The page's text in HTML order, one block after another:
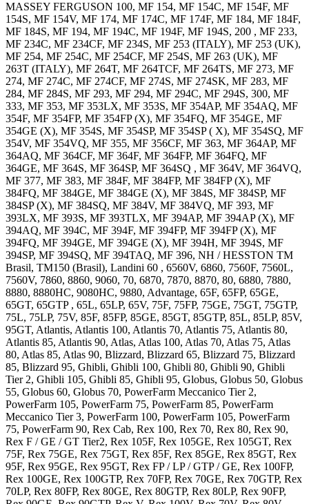
MASSEY FERGUSON 100, MF 154, MF 154C, MF 154F, MF
154S, MF 154V, MF 174, MF 174C, MF 174F, MF 184, MF 184F,
MF 184S, MF 194, MF 194C, MF 194F, MF 194S, 200 , MF 233,
MF 234C, MF 234CF, MF 234S, MF 253 (ITALY), MF 253 (UK),
MF 254, MF 254C, MF 254CF, MF 254S, MF 263 (UK), MF
263T (ITALY), MF 264T, MF 264TCF, MF 264TS, MF 273, MF
274, MF 274C, MF 274CF, MF 274S, MF 274SK, MF 283, MF
284, MF 284S, MF 293, MF 294, MF 294C, MF 294S, 300, MF
333, MF 353, MF 353LX, MF 353S, MF 354AP, MF 354AQ, MF
354F, MF 354FP, MF 354FP (X), MF 354FQ, MF 354GE, MF
354GE (X), MF 354S, MF 354SP, MF 354SP ( X), MF 354SQ, MF
354V, MF 354VQ, MF 355, MF 356CF, MF 363, MF 364AP, MF
364AQ, MF 364CF, MF 364F, MF 364FP, MF 364FQ, MF
364GE, MF 364S, MF 364SP, MF 364SQ , MF 364V, MF 364VQ,
MF 377, MF 383, MF 384F, MF 384FP, MF 384FP (X), MF
384FQ, MF 384GE, MF 384GE (X), MF 384S, MF 384SP, MF
384SP (X), MF 384SQ, MF 384V, MF 384VQ, MF 393, MF
393LX, MF 393S, MF 393TLX, MF 394AP, MF 394AP (X), MF
394AQ, MF 394C, MF 394F, MF 394FP, MF 394FP (X), MF
394FQ, MF 394GE, MF 394GE (X), MF 394H, MF 394S, MF
394SP, MF 394SQ, MF 394TAQ, MF 396, NH / HESSTON TM
Brasil, TM150 (Brasil), Landini 60 , 6560V, 6860, 7560F, 7560L,
7560V, 7860, 8860, 9060, 70, 6870, 7870, 8870, 80, 6880, 7880,
8880, 8880HC, 9080HC, 9880, Advantage, 65F, 65FP, 65GE,
65GT, 65GTP , 65L, 65LP, 65V, 75F, 75FP, 75GE, 75GT, 75GTP,
75L, 75LP, 75V, 85F, 85FP, 85GE, 85GT, 85GTP, 85L, 85LP, 85V,
95GT, Atlantis, Atlantis 100, Atlantis 70, Atlantis 75, Atlantis 80,
Atlantis 85, Atlantis 90, Atlas, Atlas 100, Atlas 70, Atlas 75, Atlas
80, Atlas 85, Atlas 90, Blizzard, Blizzard 65, Blizzard 75, Blizzard
85, Blizzard 95, Ghibli, Ghibli 100, Ghibli 80, Ghibli 90, Ghibli
Tier 2, Ghibli 105, Ghibli 85, Ghibli 95, Globus, Globus 50, Globus
55, Globus 60, Globus 70, PowerFarm Meccanico Tier 2,
PowerFarm 105, PowerFarm 75, PowerFarm 85, PowerFarm
Meccanico Tier 3, PowerFarm 100, PowerFarm 105, PowerFarm
75, PowerFarm 90, Rex Cab, Rex 100, Rex 70, Rex 80, Rex 90,
Rex F / GE / GT Tier2, Rex 105F, Rex 105GE, Rex 105GT, Rex
75F, Rex 75GE, Rex 75GT, Rex 85F, Rex 85GE, Rex 85GT, Rex
95F, Rex 95GE, Rex 95GT, Rex FP / LP / GTP / GE, Rex 100FP,
Rex 100GE, Rex 100GTP, Rex 70FP, Rex 70GE, Rex 70GTP, Rex
70LP, Rex 80FP, Rex 80GE, Rex 80GTP, Rex 80LP, Rex 90FP,